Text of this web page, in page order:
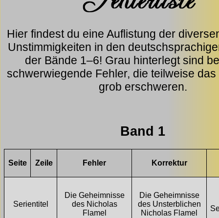
Hier findest du eine Auflistung der
Unstimmigkeiten in den
der Bände 1–6! Grau hinterlegt sind
schwerwiegende Fehler, die teilweise
grob erschweren.
Band 1
Seite Zeile Fehler Korrektur
Serientitel
Die Geheimnisse
des Nicholas
Flamel
Die Geheimnisse
des Unsterblichen
Nicholas Flamel